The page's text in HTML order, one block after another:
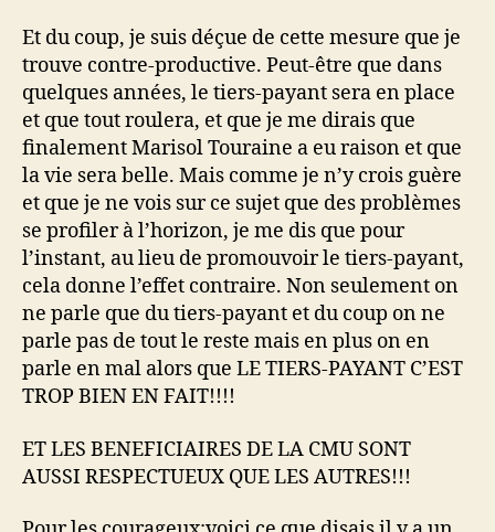
Et du coup, je suis déçue de cette mesure que je
trouve contre-productive. Peut-être que dans
quelques années, le tiers-payant sera en place
et que tout roulera, et que je me dirais que
finalement Marisol Touraine a eu raison et que
la vie sera belle. Mais comme je n’y crois guère
et que je ne vois sur ce sujet que des problèmes
se profiler à l’horizon, je me dis que pour
l’instant, au lieu de promouvoir le tiers-payant,
cela donne l’effet contraire. Non seulement on
ne parle que du tiers-payant et du coup on ne
parle pas de tout le reste mais en plus on en
parle en mal alors que LE TIERS-PAYANT C’EST
TROP BIEN EN FAIT!!!!
ET LES BENEFICIAIRES DE LA CMU SONT
AUSSI RESPECTUEUX QUE LES AUTRES!!!